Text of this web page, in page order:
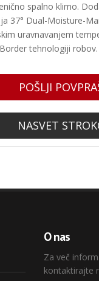
spalno klimo.
37° Dual-Moisture-
uravnavanjem
tehnologiji robov.
POŠLJI
NASVET
O nas
Za več
kontaktirajte